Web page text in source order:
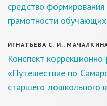
средство
грамотности
ИГНАТЬЕВА С. И.,
Конспект
«Путешествие по
старшего дошкольного